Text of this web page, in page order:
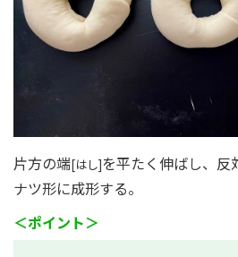
片方の端[はし]を平たく伸ばし、反
ナツ形に成形する。
＜ポイント＞